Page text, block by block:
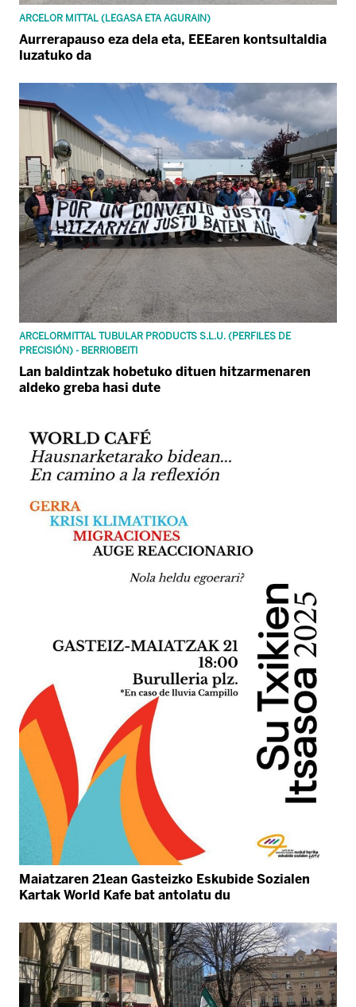
ARCELOR MITTAL (LEGASA ETA AGURAIN)
Aurrerapauso eza dela eta, EEEaren kontsultaldia
luzatuko da
ARCELORMITTAL TUBULAR PRODUCTS S.L.U. (PERFILES DE
PRECISIÓN) - BERRIOBEITI
Lan baldintzak hobetuko dituen hitzarmenaren
aldeko greba hasi dute
Maiatzaren 21ean Gasteizko Eskubide Sozialen
Kartak World Kafe bat antolatu du